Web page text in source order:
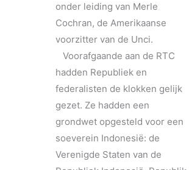
onder leiding van Merle
Cochran, de Amerikaanse
voorzitter van de Unci.
Voorafgaande aan de RTC
hadden Republiek en
federalisten de klokken gelijk
gezet. Ze hadden een
grondwet opgesteld voor een
soeverein Indonesië: de
Verenigde Staten van de